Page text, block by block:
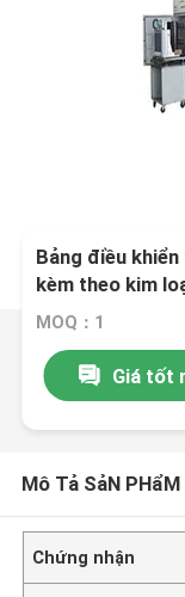
Bảng điều
kèm theo kim
liệu
MOQ：1
Giá tốt
Mô Tả SảN PHẩM
Chứng nhận